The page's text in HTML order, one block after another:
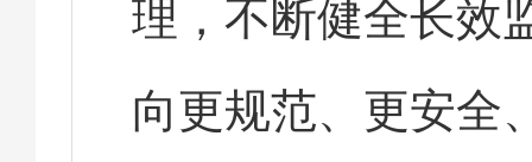
理，不断健全长效
向更规范、更安全